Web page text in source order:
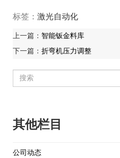
标签： 激光自动化
上一篇： 智能钣金料库
下一篇： 折弯机压力调整
其他栏目
公司动态